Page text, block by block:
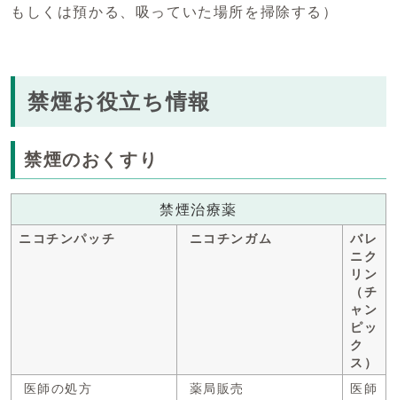
もしくは預かる、吸っていた場所を掃除する）
禁煙お役立ち情報
禁煙のおくすり
禁煙治療薬
ニコチンパッチ ニコチンガム
バレ
ニク
リン
（チ
ャン
ピッ
ク
ス）
医師の処方
薬局販売
医師